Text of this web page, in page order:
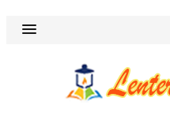
Skip